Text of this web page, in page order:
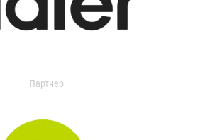
Партнер